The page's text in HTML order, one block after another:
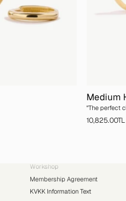
Medium
''The perfect
10,825.00TL
Workshop
Membership Agreement
KVKK Information Text